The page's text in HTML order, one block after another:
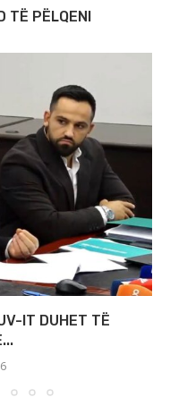
PËLQENI
IT DUHET TË